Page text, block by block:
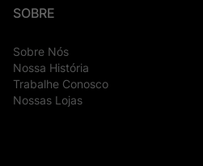
SOBRE
Sobre Nós
Nossa História
Trabalhe Conosco
Nossas Lojas